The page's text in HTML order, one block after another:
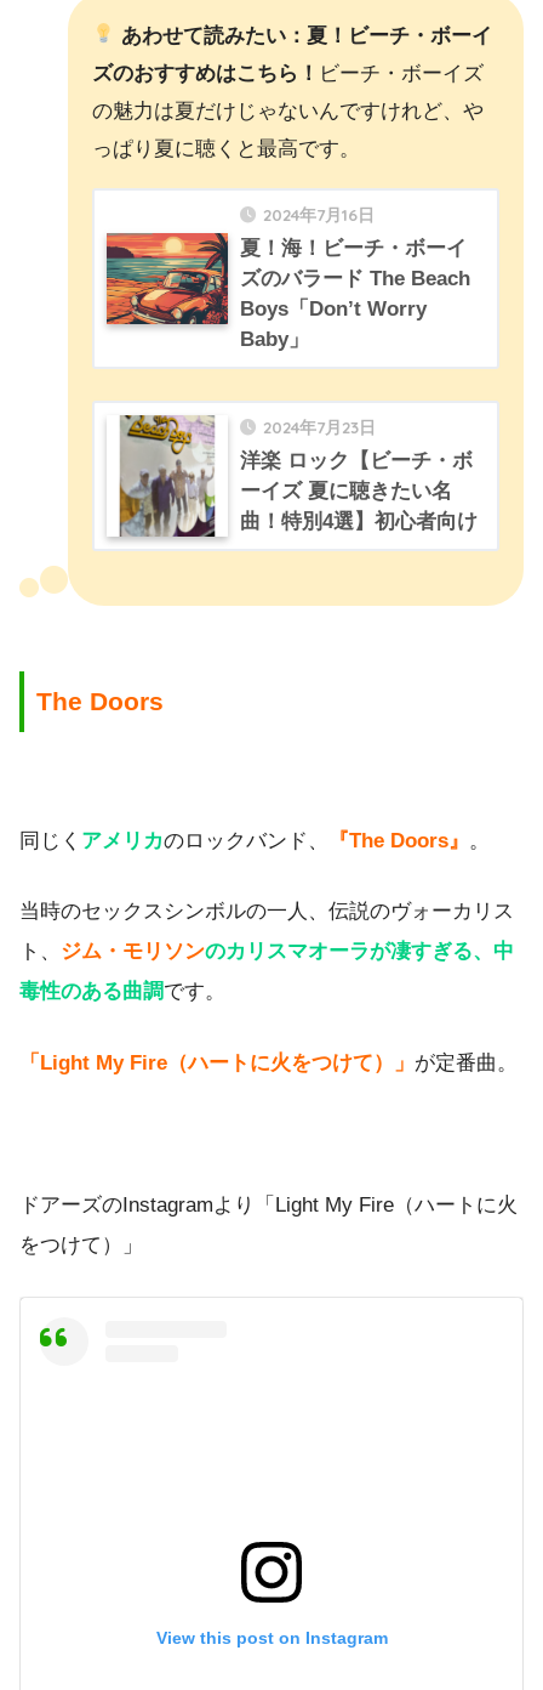
あわせて読みたい：夏！ビーチ・ボーイ
ズのおすすめはこちら！ ビーチ・ボーイズ
の魅力は夏だけじゃないんですけれど、や
っぱり夏に聴くと最高です。
2024年7月16日
夏！海！ビーチ・ボーイ
ズのバラード The Beach
Boys「Don’t Worry
Baby」
2024年7月23日
洋楽 ロック【ビーチ・ボ
ーイズ 夏に聴きたい名
曲！特別4選】初心者向け
The Doors
同じく アメリカのロックバンド、 『The Doors』 。
当時のセックスシンボルの一人、伝説のヴォーカリス
ト、 ジム・モリソンのカリスマオーラが凄すぎる、中
毒性のある曲調です。
「Light My Fire（ハートに火をつけて）」 が定番曲。
ドアーズのInstagramより「Light My Fire（ハートに火
をつけて）」
View this post on Instagram